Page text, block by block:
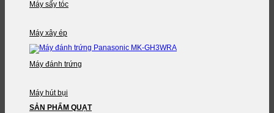
Máy sấy tóc
Máy xây ép
Máy đánh trứng
Máy hút bụi
SẢN PHẨM QUẠT